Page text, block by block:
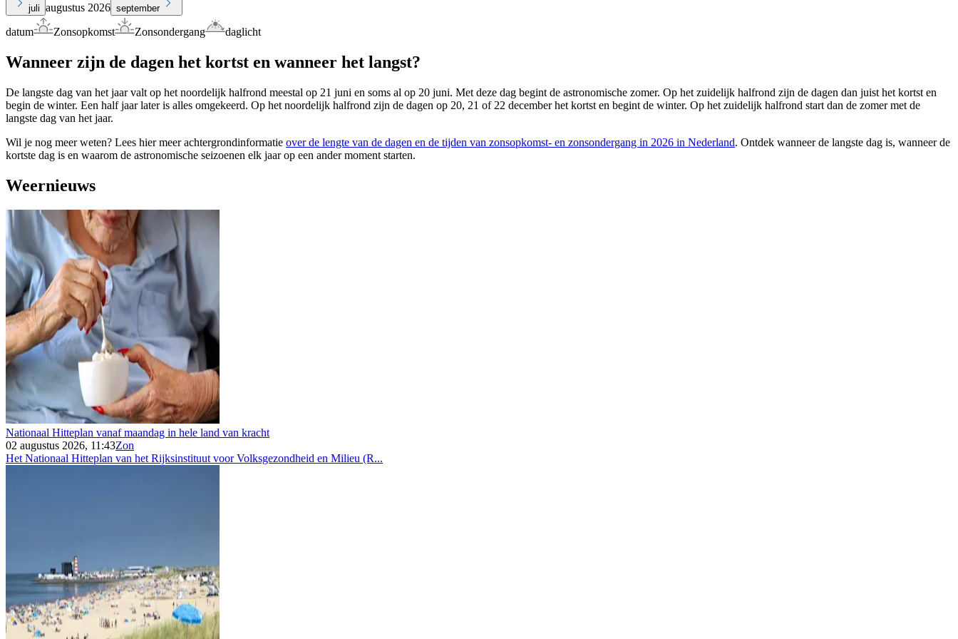
juli augustus 2026 september
datum Zonsopkomst Zonsondergang daglicht
Wanneer zijn de dagen het kortst en wanneer het langst?
De langste dag van het jaar valt op het noordelijk halfrond meestal op 21 juni en soms al op 20 juni. Met deze dag begint de astronomische zomer. Op het zuidelijk halfrond zijn de dagen dan juist het kortst en
begin de winter. Een half jaar later is alles omgekeerd. Op het noordelijk halfrond zijn de dagen op 20, 21 of 22 december het kortst en begint de winter. Op het zuidelijk halfrond start dan de zomer met de
langste dag van het jaar.
Wil je nog meer weten? Lees hier meer achtergrondinformatie over de lengte van de dagen en de tijden van zonsopkomst- en zonsondergang in 2026 in Nederland. Ontdek wanneer de langste dag is, wanneer de
kortste dag is en waarom de astronomische seizoenen elk jaar op een ander moment starten.
Weernieuws
Nationaal Hitteplan vanaf maandag in hele land van kracht
02 augustus 2026, 11:43Zon
Het Nationaal Hitteplan van het Rijksinstituut voor Volksgezondheid en Milieu (R...